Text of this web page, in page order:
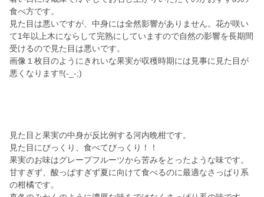
食べ方です。
見た目は悪いですが、中身には全然影響がありません。花が咲い
て1年以上木にならして完熟にしていますので自然の影響を長期間
受けるので見た目は悪いです。
画像１枚目のようにきれいな果実が収穫時期には見事に見た目が
悪くなります‼️(-_-;)
見た目と果実の中身が反比例する河内晩柑です。
見た目にびっくり、食べてびっくり！！
果実のお味はグレープフルーツから苦みをとったような味です。
甘すぎず、酸っぱすぎず夏に向けて食べるのに最適なさっぱり系
の柑橘です。